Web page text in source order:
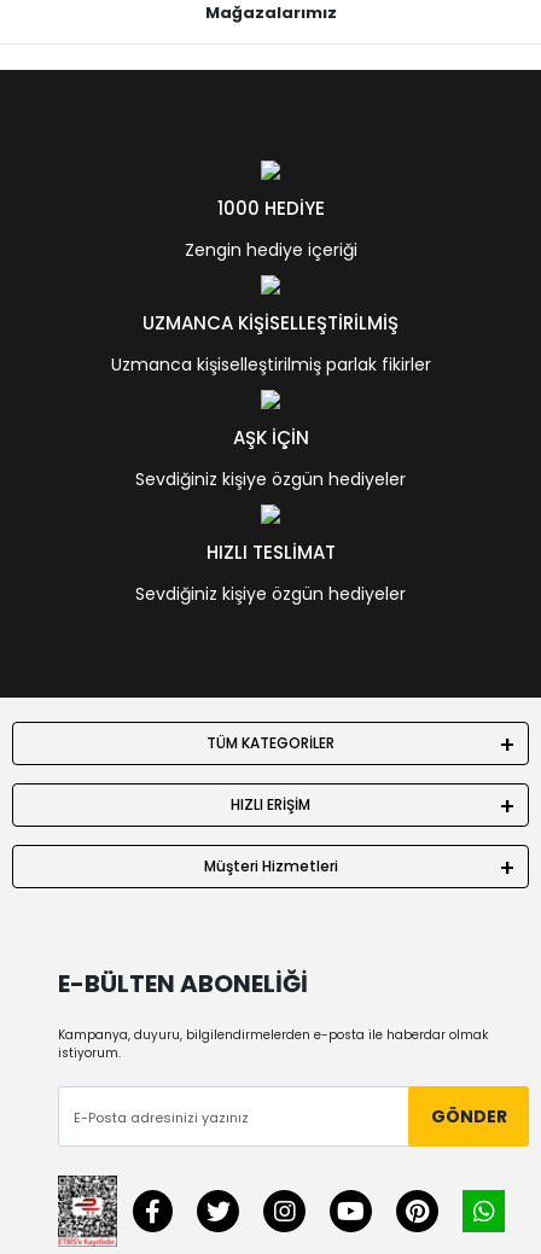
Mağazalarımız
1000 HEDİYE
Zengin hediye içeriği
UZMANCA KİŞİSELLEŞTİRİLMİŞ
Uzmanca kişiselleştirilmiş parlak fikirler
AŞK İÇİN
Sevdiğiniz kişiye özgün hediyeler
HIZLI TESLİMAT
Sevdiğiniz kişiye özgün hediyeler
TÜM KATEGORİLER
HIZLI ERİŞİM
Müşteri Hizmetleri
E-BÜLTEN ABONELİĞİ
Kampanya, duyuru, bilgilendirmelerden e-posta ile haberdar olmak
istiyorum.
GÖNDER